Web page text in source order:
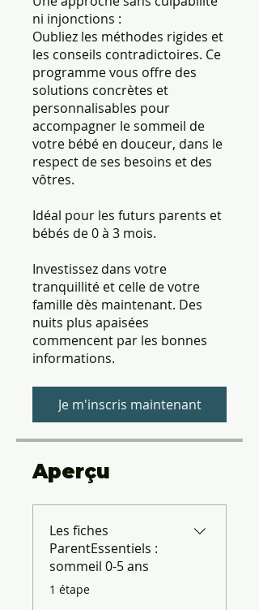
ni injonctions :
Oubliez les méthodes rigides et
les conseils contradictoires. Ce
programme vous offre des
solutions concrètes et
personnalisables pour
accompagner le sommeil de
votre bébé en douceur, dans le
respect de ses besoins et des
vôtres.
Idéal pour les futurs parents et
bébés de 0 à 3 mois.
Investissez dans votre
tranquillité et celle de votre
famille dès maintenant. Des
nuits plus apaisées
commencent par les bonnes
informations.
Je m'inscris maintenant
Aperçu
Les fiches
ParentEssentiels :
sommeil 0-5 ans
.1 étape